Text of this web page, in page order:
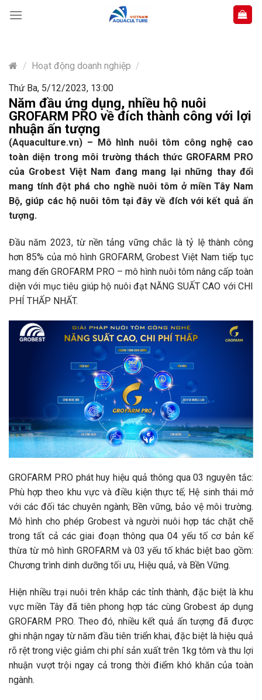
content
/ Hoạt động doanh nghiệp /
Thứ Ba, 5/12/2023, 13:00
Năm đầu ứng dụng, nhiều hộ nuôi
GROFARM PRO về đích thành công với lợi
nhuận ấn tượng
(Aquaculture.vn) – Mô hình nuôi tôm công nghệ cao
toàn diện trong môi trường thách thức GROFARM PRO
của Grobest Việt Nam đang mang lại những thay đổi
mang tính đột phá cho nghề nuôi tôm ở miền Tây Nam
Bộ, giúp các hộ nuôi tôm tại đây về đích với kết quả ấn
tượng.
Đầu năm 2023, từ nền tảng vững chắc là tỷ lệ thành công
hơn 85% của mô hình GROFARM, Grobest Việt Nam tiếp tục
mang đến GROFARM PRO – mô hình nuôi tôm nâng cấp toàn
diện với mục tiêu giúp hộ nuôi đạt NĂNG SUẤT CAO với CHI
PHÍ THẤP NHẤT.
GROFARM PRO phát huy hiệu quả thông qua 03 nguyên tắc:
Phù hợp theo khu vực và điều kiện thực tế; Hệ sinh thái mở
với các đối tác chuyên ngành; Bền vững, bảo vệ môi trường.
Mô hình cho phép Grobest và người nuôi hợp tác chặt chẽ
trong tất cả các giai đoạn thông qua 04 yếu tố cơ bản kế
thừa từ mô hình GROFARM và 03 yếu tố khác biệt bao gồm:
Chương trình dinh dưỡng tối ưu, Hiệu quả, và Bền Vững.
Hiện nhiều trại nuôi trên khắp các tỉnh thành, đặc biệt là khu
vực miền Tây đã tiên phong hợp tác cùng Grobest áp dụng
GROFARM PRO. Theo đó, nhiều kết quả ấn tượng đã được
ghi nhận ngay từ năm đầu tiên triển khai, đặc biệt là hiệu quả
rõ rệt trong việc giảm chi phí sản xuất trên 1kg tôm và thu lợi
nhuận vượt trội ngay cả trong thời điểm khó khăn của toàn
ngành.